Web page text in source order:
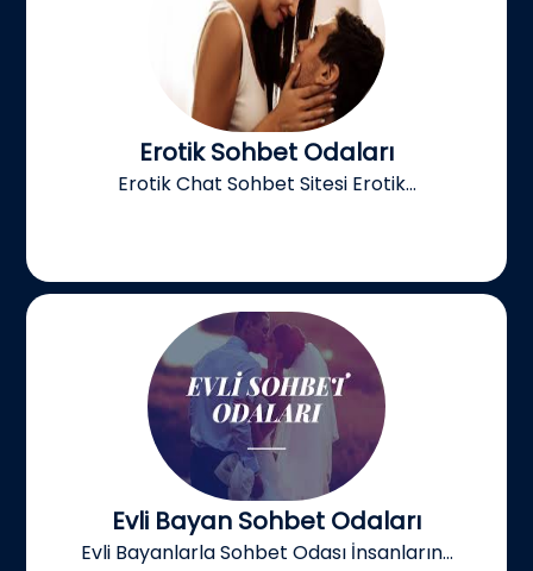
Erotik Sohbet Odaları
Erotik Chat Sohbet Sitesi Erotik...
Evli Bayan Sohbet Odaları
Evli Bayanlarla Sohbet Odası İnsanların...